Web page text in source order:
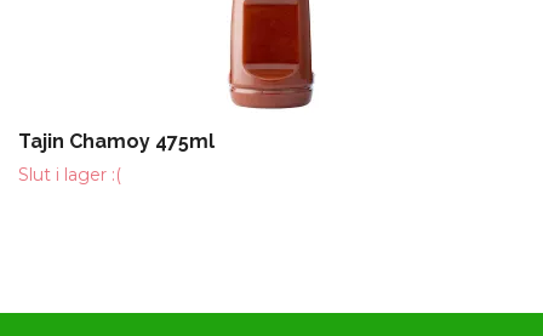
Tajin Chamoy 475ml
Slut i lager :(